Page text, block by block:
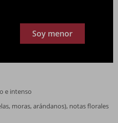
Soy menor
tanques de acero inoxidable; crianza
e intenso
moras, arándanos), notas florales